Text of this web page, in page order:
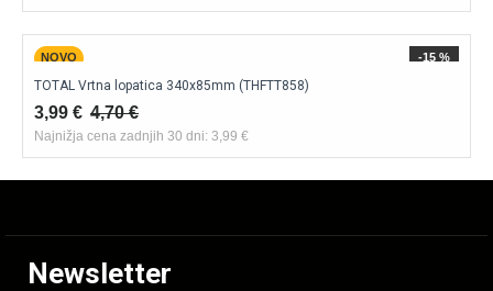
NOVO -15 %
TOTAL Vrtna lopatica 340x85mm (THFTT858)
3,99 € 4,70 €
Najnižja cena zadnjih 30 dni: 3,99 €
Newsletter